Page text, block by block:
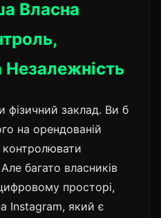
Власна
Незалежність
фізичний заклад. Ви б
на орендованій
контролювати
багато власників
просторі,
Instagram, який є